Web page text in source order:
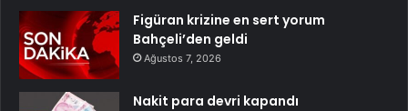
Figüran krizine en sert yorum
Bahçeli’den geldi
Ağustos 7, 2026
Nakit para devri kapandı